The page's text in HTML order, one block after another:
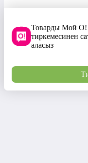
Товарды Мой О!
тиркемесинен
аласыз